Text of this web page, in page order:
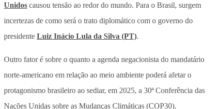
Unidos causou tensão ao redor do mundo. Para o Brasil, surgem
incertezas de como será o trato diplomático com o governo do
presidente Luiz Inácio Lula da Silva (PT).
Outro fator é sobre o quanto a agenda negacionista do mandatário
norte-americano em relação ao meio ambiente poderá afetar o
protagonismo brasileiro ao sediar, em 2025, a 30ª Conferência das
Nações Unidas sobre as Mudanças Climáticas (COP30).